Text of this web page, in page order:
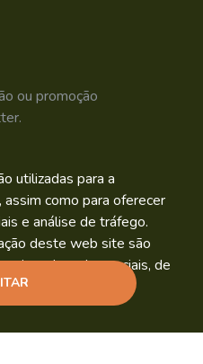
ou promoção
ByBild.pt
utilizadas para a
como para oferecer
e análise de tráfego.
deste web site são
de redes sociais, de